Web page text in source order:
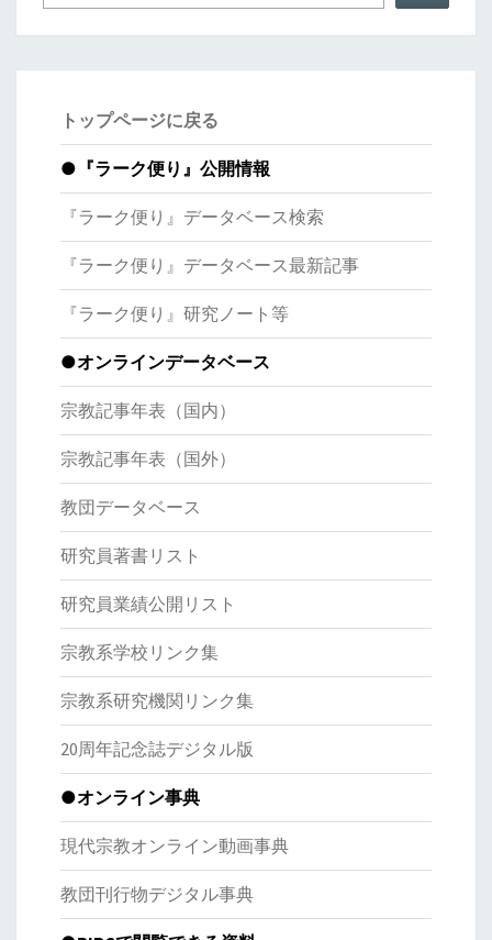
トップページに戻る
● 『ラーク便り』公開情報
『ラーク便り』データベース検索
『ラーク便り』データベース最新記事
『ラーク便り』研究ノート等
●オンラインデータベース
宗教記事年表（国内）
宗教記事年表（国外）
教団データベース
研究員著書リスト
研究員業績公開リスト
宗教系学校リンク集
宗教系研究機関リンク集
20周年記念誌デジタル版
●オンライン事典
現代宗教オンライン動画事典
教団刊行物デジタル事典